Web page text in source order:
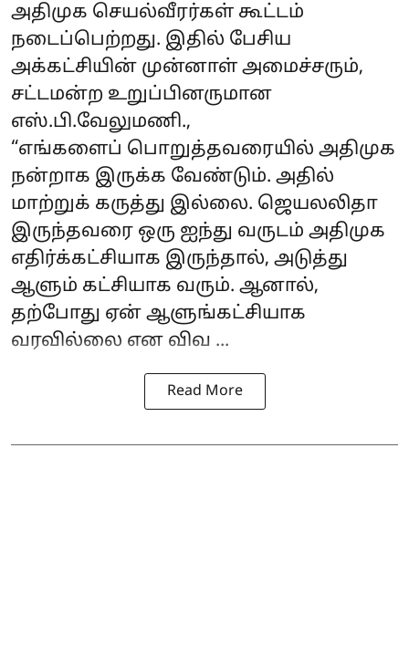
அதிமுக செயல்வீரர்கள் கூட்டம்
நடைப்பெற்றது. இதில் பேசிய
அக்கட்சியின் முன்னாள் அமைச்சரும்,
சட்டமன்ற உறுப்பினருமான
எஸ்.பி.வேலுமணி.,
“எங்களைப் பொறுத்தவரையில் அதிமுக
நன்றாக இருக்க வேண்டும். அதில்
மாற்றுக் கருத்து இல்லை. ஜெயலலிதா
இருந்தவரை ஒரு ஐந்து வருடம் அதிமுக
எதிர்க்கட்சியாக இருந்தால், அடுத்து
ஆளும் கட்சியாக வரும். ஆனால்,
தற்போது ஏன் ஆளுங்கட்சியாக
வரவில்லை என விவ ...
Read More